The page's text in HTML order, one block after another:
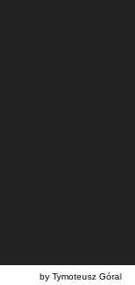
by Tymoteusz Góral